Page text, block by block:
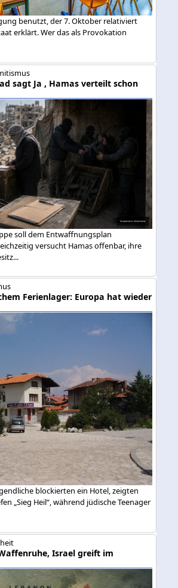
benutzt, der 7. Oktober relativiert
erklärt. Wer das als Provokation
sagt Ja , Hamas verteilt schon
soll dem Entwaffnungsplan
versucht Hamas offenbar, ihre
Ferienlager: Europa hat wieder
blockierten ein Hotel, zeigten
„Sieg Heil“, während jüdische Teenager
Israel greift im